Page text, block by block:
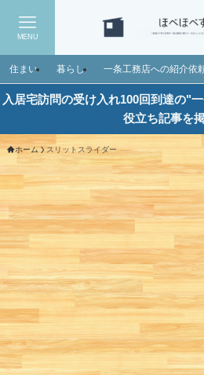
MENU
住まい 暮らし 一条工務店への紹介依
入居宅訪問の受け入れ100回到達の"
役立ち記事を
ホーム スリットスライダー